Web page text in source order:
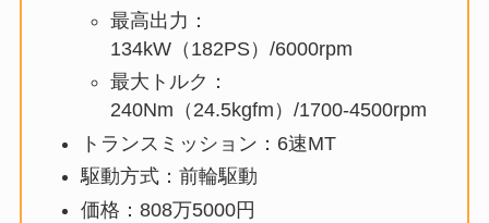
最高出力：
134kW（182PS）/6000rpm
最大トルク：
240Nm（24.5kgfm）/1700-4500rpm
トランスミッション：6速MT
駆動方式：前輪駆動
価格：808万5000円